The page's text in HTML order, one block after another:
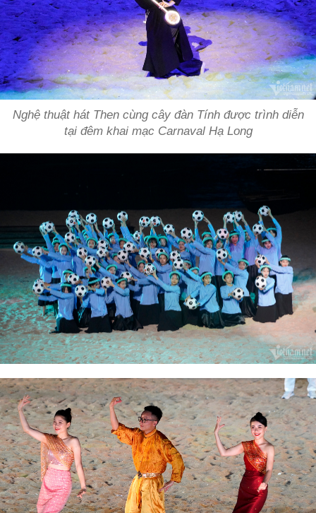
Nghệ thuật hát Then cùng cây đàn Tính được trình diễn
tại đêm khai mạc Carnaval Hạ Long